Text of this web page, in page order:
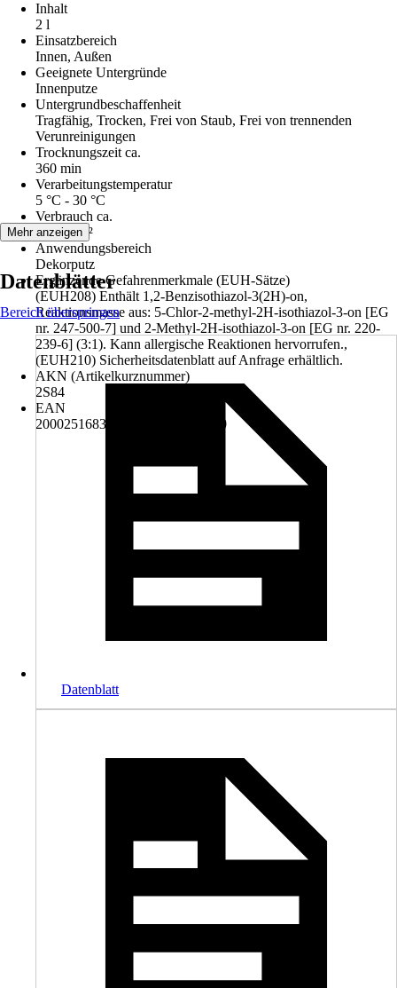
Inhalt
2 l
Einsatzbereich
Innen, Außen
Geeignete Untergründe
Innenputze
Untergrundbeschaffenheit
Tragfähig, Trocken, Frei von Staub, Frei von trennenden
Verunreinigungen
Trocknungszeit ca.
360 min
Verarbeitungstemperatur
5 °C - 30 °C
Verbrauch ca.
300 ml/m²
Anwendungsbereich
Dekorputz
Ergänzende Gefahrenmerkmale (EUH-Sätze)
(EUH208) Enthält 1,2-Benzisothiazol-3(2H)-on,
Reaktionsmasse aus: 5-Chlor-2-methyl-2H-isothiazol-3-on [EG
nr. 247-500-7] und 2-Methyl-2H-isothiazol-3-on [EG nr. 220-
239-6] (3:1). Kann allergische Reaktionen hervorrufen.,
(EUH210) Sicherheitsdatenblatt auf Anfrage erhältlich.
AKN (Artikelkurznummer)
2S84
EAN
2000251683005, 4006379015320
Mehr anzeigen
Datenblätter
Bereich überspringen
Datenblatt